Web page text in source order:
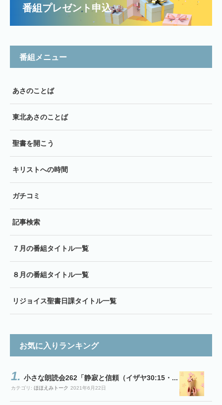
番組プレゼント申込
番組メニュー
あさのことば
東北あさのことば
聖書を開こう
キリストへの時間
ガチコミ
記事検索
７月の番組タイトル一覧
８月の番組タイトル一覧
リジョイス聖書日課タイトル一覧
お気に入りランキング
小さな朗読会262「静寂と信頼（イザヤ30:15・...
カテゴリ: ほほえみトーク 2021年6月22日